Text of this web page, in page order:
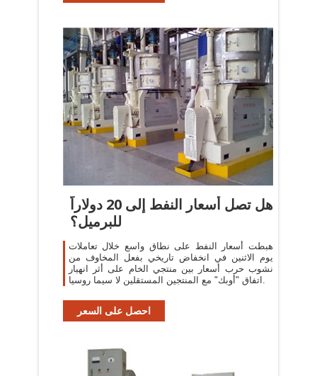
هل تصل أسعار النفط إلى 20 دولاراً
للبرميل؟
هبطت أسعار النفط على نطاق واسع خلال تعاملات
يوم الاثنين في انخفاض تاريخي بفعل المخاوف من
نشوب حرب أسعار بين منتجي الخام على أثر انهيار
اتفاق "أوبك" مع المنتجين المستقلين لا سيما روسيا.
احصل على السعر